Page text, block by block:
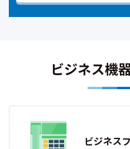
ビジネス機
ビジネス